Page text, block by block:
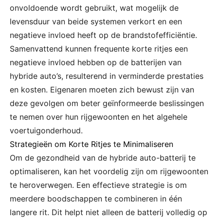
onvoldoende wordt gebruikt, wat mogelijk de
levensduur van beide systemen verkort en een
negatieve invloed heeft op de brandstofefficiëntie.
Samenvattend kunnen frequente korte ritjes een
negatieve invloed hebben op de batterijen van
hybride auto’s, resulterend in verminderde prestaties
en kosten. Eigenaren moeten zich bewust zijn van
deze gevolgen om beter geïnformeerde beslissingen
te nemen over hun rijgewoonten en het algehele
voertuigonderhoud.
Strategieën om Korte Ritjes te Minimaliseren
Om de gezondheid van de hybride auto-batterij te
optimaliseren, kan het voordelig zijn om rijgewoonten
te heroverwegen. Een effectieve strategie is om
meerdere boodschappen te combineren in één
langere rit. Dit helpt niet alleen de batterij volledig op